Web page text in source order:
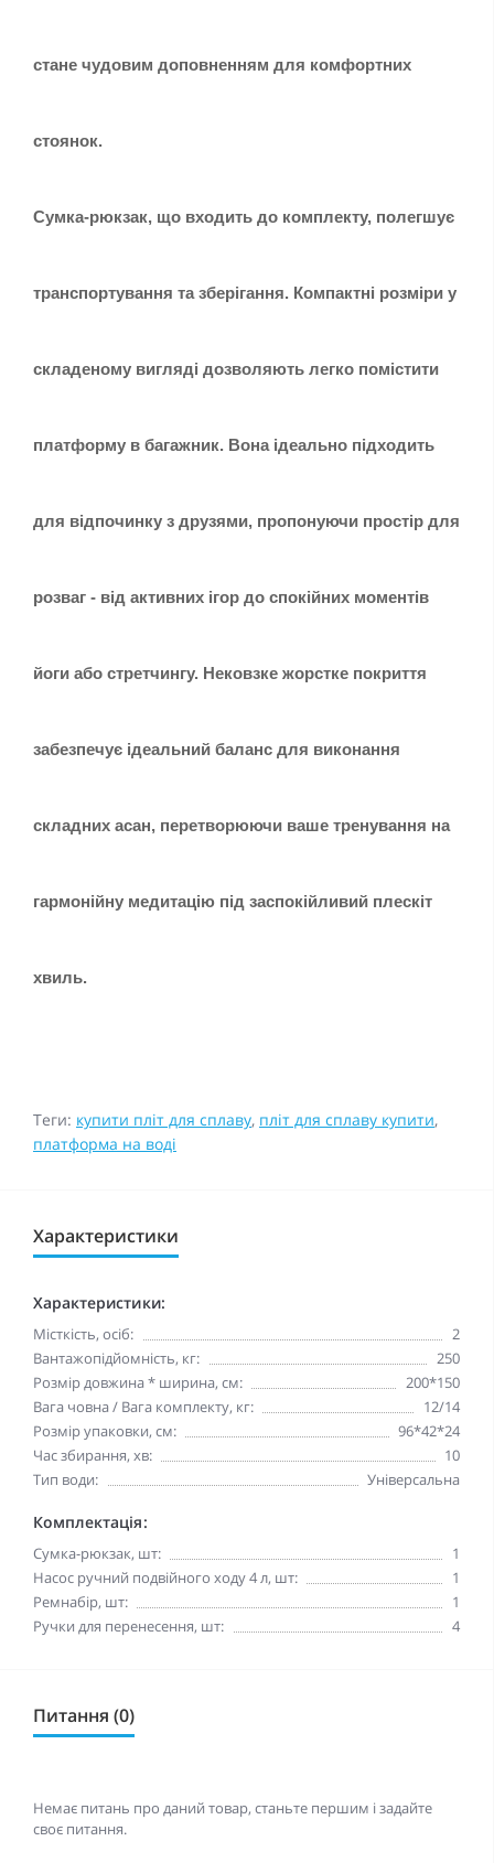
стане чудовим доповненням для комфортних
стоянок.
Сумка-рюкзак, що входить до комплекту, полегшує
транспортування та зберігання. Компактні розміри у
складеному вигляді дозволяють легко помістити
платформу в багажник. Вона ідеально підходить
для відпочинку з друзями, пропонуючи простір для
розваг - від активних ігор до спокійних моментів
йоги або стретчингу. Нековзке жорстке покриття
забезпечує ідеальний баланс для виконання
складних асан, перетворюючи ваше тренування на
гармонійну медитацію під заспокійливий плескіт
хвиль.
Теги: купити пліт для сплаву, пліт для сплаву купити,
платформа на воді
Характеристики
Характеристики:
Місткість, осіб:
2
Вантажопідйомність, кг:
250
Розмір довжина * ширина, см:
200*150
Вага човна / Вага комплекту, кг:
12/14
Розмір упаковки, см:
96*42*24
Час збирання, хв:
10
Тип води:
Універсальна
Комплектація:
Сумка-рюкзак, шт:
1
Насос ручний подвійного ходу 4 л, шт:
1
Ремнабір, шт:
1
Ручки для перенесення, шт:
4
Питання (0)
Немає питань про даний товар, станьте першим і задайте
своє питання.